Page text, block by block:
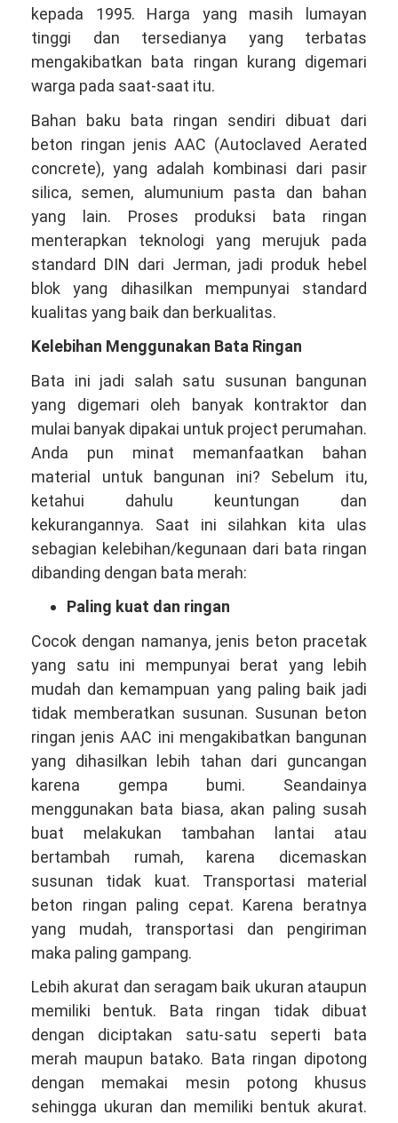
kepada 1995. Harga yang masih lumayan
tinggi dan tersedianya yang terbatas
mengakibatkan bata ringan kurang digemari
warga pada saat-saat itu.
Bahan baku bata ringan sendiri dibuat dari
beton ringan jenis AAC (Autoclaved Aerated
concrete), yang adalah kombinasi dari pasir
silica, semen, alumunium pasta dan bahan
yang lain. Proses produksi bata ringan
menterapkan teknologi yang merujuk pada
standard DIN dari Jerman, jadi produk hebel
blok yang dihasilkan mempunyai standard
kualitas yang baik dan berkualitas.
Kelebihan Menggunakan Bata Ringan
Bata ini jadi salah satu susunan bangunan
yang digemari oleh banyak kontraktor dan
mulai banyak dipakai untuk project perumahan.
Anda pun minat memanfaatkan bahan
material untuk bangunan ini? Sebelum itu,
ketahui dahulu keuntungan dan
kekurangannya. Saat ini silahkan kita ulas
sebagian kelebihan/kegunaan dari bata ringan
dibanding dengan bata merah:
Paling kuat dan ringan
Cocok dengan namanya, jenis beton pracetak
yang satu ini mempunyai berat yang lebih
mudah dan kemampuan yang paling baik jadi
tidak memberatkan susunan. Susunan beton
ringan jenis AAC ini mengakibatkan bangunan
yang dihasilkan lebih tahan dari guncangan
karena gempa bumi. Seandainya
menggunakan bata biasa, akan paling susah
buat melakukan tambahan lantai atau
bertambah rumah, karena dicemaskan
susunan tidak kuat. Transportasi material
beton ringan paling cepat. Karena beratnya
yang mudah, transportasi dan pengiriman
maka paling gampang.
Lebih akurat dan seragam baik ukuran ataupun
memiliki bentuk. Bata ringan tidak dibuat
dengan diciptakan satu-satu seperti bata
merah maupun batako. Bata ringan dipotong
dengan memakai mesin potong khusus
sehingga ukuran dan memiliki bentuk akurat.